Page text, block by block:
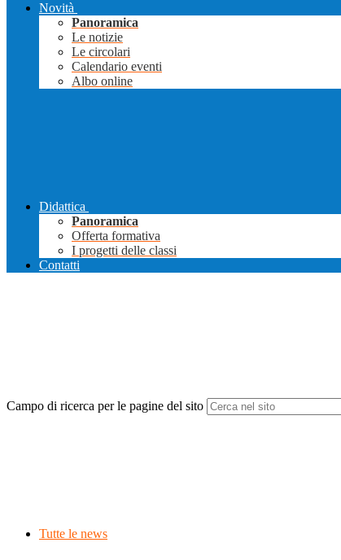
Novità
Panoramica
Le notizie
Le circolari
Calendario eventi
Albo online
Didattica
Panoramica
Offerta formativa
I progetti delle classi
Contatti
Campo di ricerca per le pagine del sito
Tutte le news